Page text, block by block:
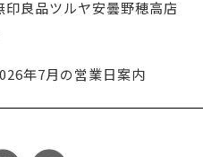
良品ツルヤ安曇野穂高店
年7月の営業日案内